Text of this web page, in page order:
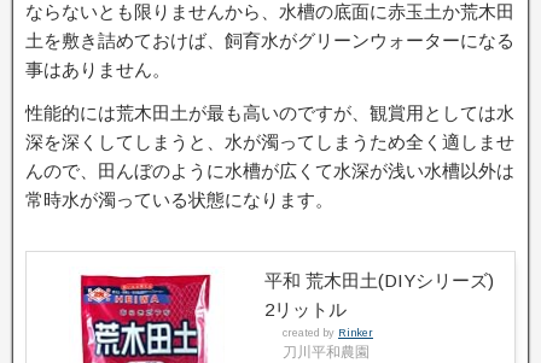
ならないとも限りませんから、水槽の底面に赤玉土か荒木田
土を敷き詰めておけば、飼育水がグリーンウォーターになる
事はありません。
性能的には荒木田土が最も高いのですが、観賞用としては水
深を深くしてしまうと、水が濁ってしまうため全く適しませ
んので、田んぼのように水槽が広くて水深が浅い水槽以外は
常時水が濁っている状態になります。
平和 荒木田土(DIYシリーズ)
2リットル
created by Rinker
刀川平和農園